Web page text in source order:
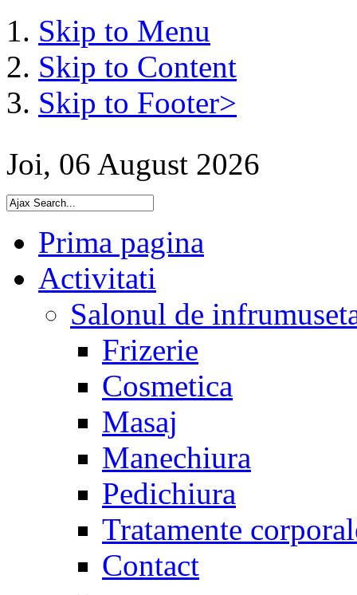
Skip to Menu
Skip to Content
Skip to Footer>
Joi, 06 August 2026
Prima pagina
Activitati
Salonul de
Frizerie
Cosmetica
Masaj
Manechiura
Pedichiura
Tratamente
Contact